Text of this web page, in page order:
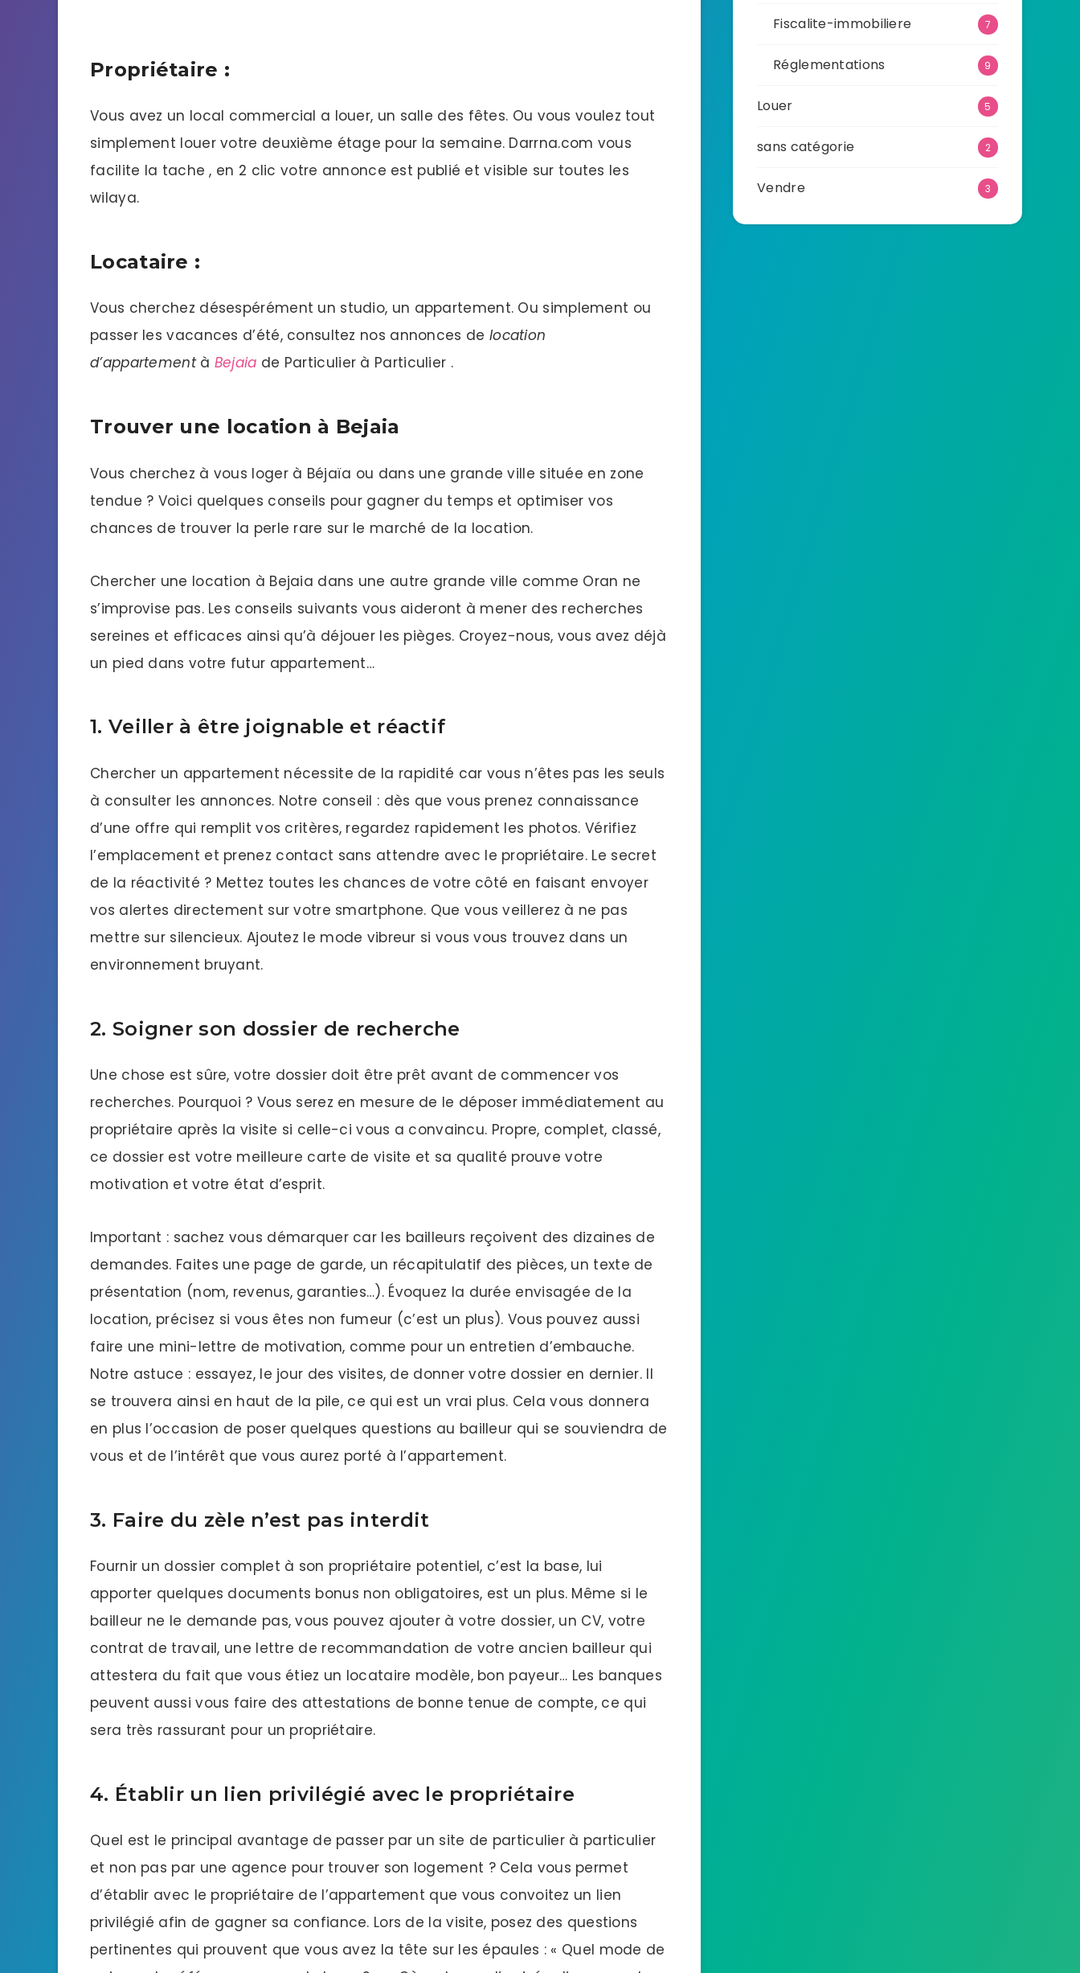
Propriétaire :
Vous avez un local commercial a louer, un salle des fêtes. Ou vous voulez tout
simplement louer votre deuxième étage pour la semaine. Darrna.com vous
facilite la tache , en 2 clic votre annonce est publié et visible sur toutes les
wilaya.
Locataire :
Vous cherchez désespérément un studio, un appartement. Ou simplement ou
passer les vacances d’été, consultez nos annonces de location
d’appartementà Bejaia de Particulier à Particulier .
Trouver une location à Bejaia
Vous cherchez à vous loger à Béjaïa ou dans une grande ville située en zone
tendue ? Voici quelques conseils pour gagner du temps et optimiser vos
chances de trouver la perle rare sur le marché de la location.
Chercher une location à Bejaia dans une autre grande ville comme Oran ne
s’improvise pas. Les conseils suivants vous aideront à mener des recherches
sereines et efficaces ainsi qu’à déjouer les pièges. Croyez-nous, vous avez déjà
un pied dans votre futur appartement…
1. Veiller à être joignable et réactif
Chercher un appartement nécessite de la rapidité car vous n’êtes pas les seuls
à consulter les annonces. Notre conseil : dès que vous prenez connaissance
d’une offre qui remplit vos critères, regardez rapidement les photos. Vérifiez
l’emplacement et prenez contact sans attendre avec le propriétaire. Le secret
de la réactivité ? Mettez toutes les chances de votre côté en faisant envoyer
vos alertes directement sur votre smartphone. Que vous veillerez à ne pas
mettre sur silencieux. Ajoutez le mode vibreur si vous vous trouvez dans un
environnement bruyant.
2. Soigner son dossier de recherche
Une chose est sûre, votre dossier doit être prêt avant de commencer vos
recherches. Pourquoi ? Vous serez en mesure de le déposer immédiatement au
propriétaire après la visite si celle-ci vous a convaincu. Propre, complet, classé,
ce dossier est votre meilleure carte de visite et sa qualité prouve votre
motivation et votre état d’esprit.
Important : sachez vous démarquer car les bailleurs reçoivent des dizaines de
demandes. Faites une page de garde, un récapitulatif des pièces, un texte de
présentation (nom, revenus, garanties…). Évoquez la durée envisagée de la
location, précisez si vous êtes non fumeur (c’est un plus). Vous pouvez aussi
faire une mini-lettre de motivation, comme pour un entretien d’embauche.
Notre astuce : essayez, le jour des visites, de donner votre dossier en dernier. Il
se trouvera ainsi en haut de la pile, ce qui est un vrai plus. Cela vous donnera
en plus l’occasion de poser quelques questions au bailleur qui se souviendra de
vous et de l’intérêt que vous aurez porté à l’appartement.
3. Faire du zèle n’est pas interdit
Fournir un dossier complet à son propriétaire potentiel, c’est la base, lui
apporter quelques documents bonus non obligatoires, est un plus. Même si le
bailleur ne le demande pas, vous pouvez ajouter à votre dossier, un CV, votre
contrat de travail, une lettre de recommandation de votre ancien bailleur qui
attestera du fait que vous étiez un locataire modèle, bon payeur… Les banques
peuvent aussi vous faire des attestations de bonne tenue de compte, ce qui
sera très rassurant pour un propriétaire.
4. Établir un lien privilégié avec le propriétaire
Quel est le principal avantage de passer par un site de particulier à particulier
et non pas par une agence pour trouver son logement ? Cela vous permet
d’établir avec le propriétaire de l’appartement que vous convoitez un lien
privilégié afin de gagner sa confiance. Lors de la visite, posez des questions
pertinentes qui prouvent que vous avez la tête sur les épaules : « Quel mode de
Fiscalite-immobiliere 7
Réglementations 9
Louer 5
sans catégorie 2
Vendre 3